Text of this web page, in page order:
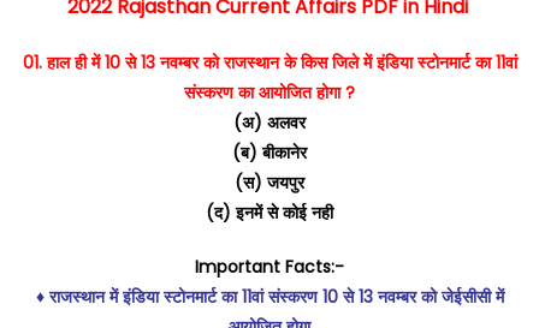
2022 Rajasthan Current Affairs PDF in Hindi
01. हाल ही में 10 से 13 नवम्बर को राजस्थान के किस जिले में इंडिया स्टोनमार्ट का 11वां
संस्करण का आयोजित होगा ?
(अ) अलवर
(ब) बीकानेर
(स) जयपुर
(द) इनमें से कोई नही
Important Facts:-
♦️ राजस्थान में इंडिया स्टोनमार्ट का 11वां संस्करण 10 से 13 नवम्बर को जेईसीसी में